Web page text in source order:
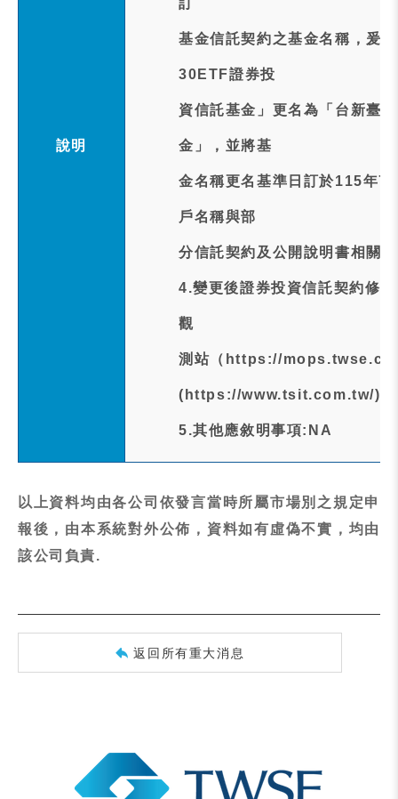
說明
訂
基金信託契約之基金名稱，爰
30ETF證券投
資信託基金」更名為「台新臺
金」，並將基
金名稱更名基準日訂於115年7
戶名稱與部
分信託契約及公開說明書相關
4.變更後證券投資信託契約修
觀
測站（https://
(https://www.tsit.com.tw/)查
5.其他應敘明事項:NA
以上資料均由各公司依發言當時所屬市場別之規定申
報後，由本系統對外公佈，資料如有虛偽不實，均由
該公司負責.
返回所有重大消息